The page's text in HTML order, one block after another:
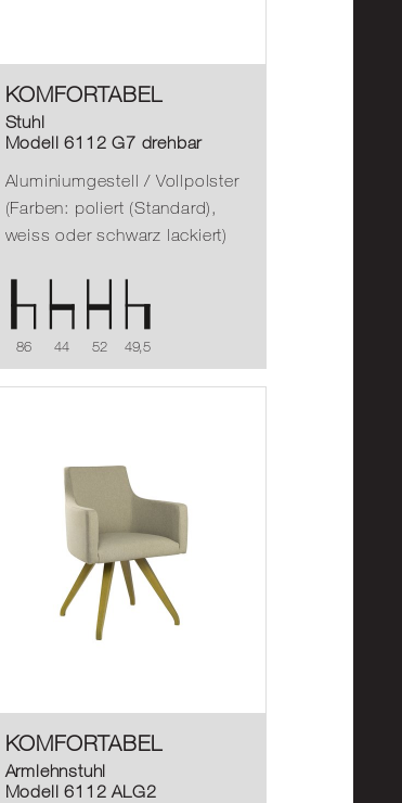
KOMFORTABEL
Stuhl
Modell 6112 G7 drehbar
Aluminiumgestell / Vollpolster
(Farben: poliert (Standard),
weiss oder schwarz lackiert)
86 44 52 49,5
KOMFORTABEL
Armlehnstuhl
Modell 6112 ALG2